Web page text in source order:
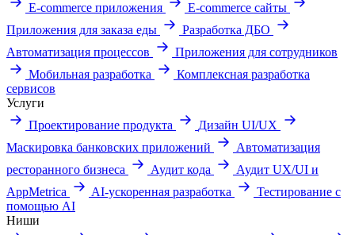
E-commerce приложения
E-commerce сайты
Приложения для заказа еды
Разработка ДБО
Автоматизация процессов
Приложения для сотрудников
Мобильная разработка
Комплексная разработка
сервисов
Услуги
Проектирование продукта
Дизайн UI/UX
Маскировка банковских приложений
Автоматизация
ресторанного бизнеса
Аудит кода
Аудит UX/UI и
AppMetrica
AI-ускоренная разработка
Тестирование с
помощью AI
Ниши